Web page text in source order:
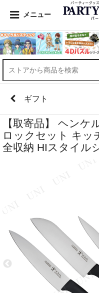
メニュー
ギフト
【取寄品】 ヘン
ロックセット キッ
全収納 HIスタイル